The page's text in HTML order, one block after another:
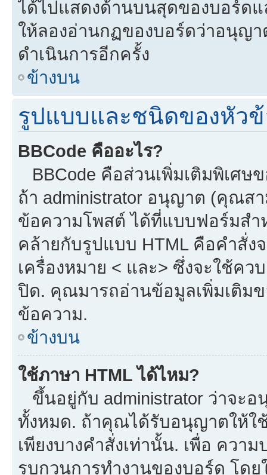
ได้ไปแสดงด้านบนสุดของบอร์ด
ให้ลองอ่านกฏของบอร์ดว่าอนุญ
ดำเนินการอีกครั้ง
ข้างบน
รูปแบบและชนิดของหัว
BBCode คืออะไร?
BBCode คือส่วนเพิ่มเติมพิเศษ
ถ้า administrator อนุญาต (คุณส
ข้อความโพสต์ ได้ที่แบบฟอร์มสำ
คล้ายกับรูปแบบ HTML คือคำสั่ง
เครื่องหมาย < และ> ซึ่งจะใช้ค
ปิด. คุณมารถอ่านข้อมูลเพิ่มเติม
ข้อความ.
ข้างบน
ใช้ภาษา HTML ได้ไหม?
ขึ้นอยู่กับ administrator ว่าจะ
ทั้งหมด. ถ้าคุณได้รับอนุญาตให้ใ
เพียงบางคำสั่งเท่านั้น. เพื่อ ควา
รบกวนการทำงานของบอร์ด โด